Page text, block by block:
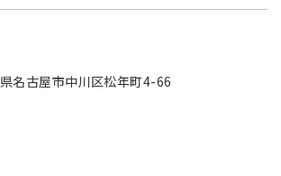
名古屋市中川区松年町4-66